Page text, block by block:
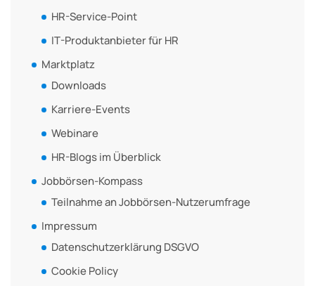
HR-Service-Point
IT-Produktanbieter für HR
Marktplatz
Downloads
Karriere-Events
Webinare
HR-Blogs im Überblick
Jobbörsen-Kompass
Teilnahme an Jobbörsen-Nutzerumfrage
Impressum
Datenschutzerklärung DSGVO
Cookie Policy